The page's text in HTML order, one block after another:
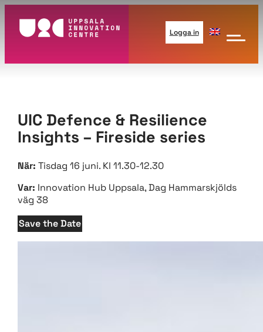
innehåll
Logga in
UIC Defence & Resilience
Insights – Fireside series
När: Tisdag 16 juni. Kl 11.30-12.30
Var: Innovation Hub Uppsala, Dag Hammarskjölds
väg 38
Save the Date